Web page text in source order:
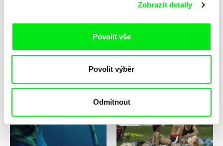
Zobrazit detaily
Povolit vše
Povolit výběr
Odmítnout
Žena a ledovec
Erika Hníková